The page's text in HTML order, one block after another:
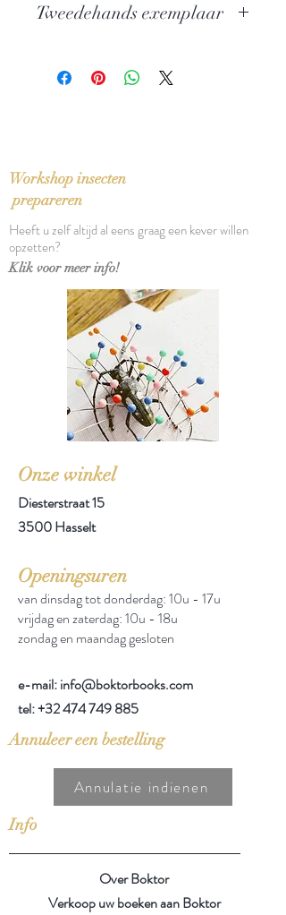
Auteur:Marcel Proust
Taal: Frans
Afmetingen: 32,5 x 25 x 2 cm
Tweedehands exemplaar
buikbandje en bladwijzer
Workshop insecten
prepareren
Heeft u zelf altijd al eens graag een kever willen
opzetten?
Klik voor meer info!
Onze winkel
Diesterstraat 15
3500 Hasselt
Openingsuren
van dinsdag tot donderdag: 10u - 17u
vrijdag en zaterdag: 10u - 18u
zondag en maandag gesloten
e-mail: info@boktorbooks.com
tel:+32 474 749 885
Annuleer een bestelling
Annulatie indienen
Info
Over Boktor
Verkoop uw boeken aan Boktor